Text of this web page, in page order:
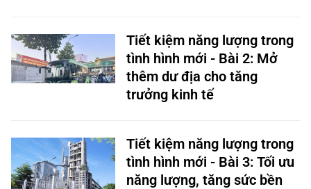
Tiết kiệm năng lượng trong
tình hình mới - Bài 2: Mở
thêm dư địa cho tăng
trưởng kinh tế
Tiết kiệm năng lượng trong
tình hình mới - Bài 3: Tối ưu
năng lượng, tăng sức bền